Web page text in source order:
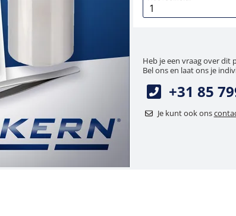
Heb je een vraag over dit
Bel ons en laat ons je
+31 85
Je kunt ook ons